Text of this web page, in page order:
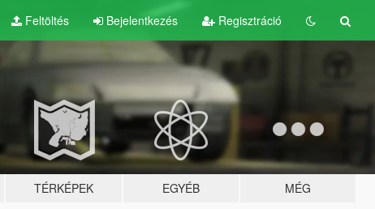
Feltöltés Bejelentkezés Regisztráció
TÉRKÉPEK EGYÉB MÉG